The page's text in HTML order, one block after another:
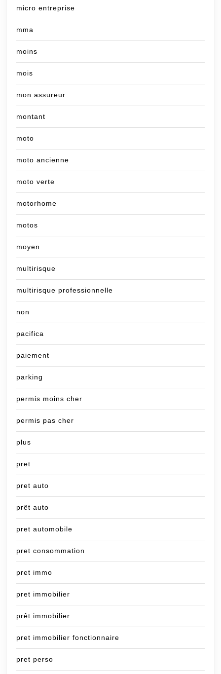
micro entreprise
mma
moins
mois
mon assureur
montant
moto
moto ancienne
moto verte
motorhome
motos
moyen
multirisque
multirisque professionnelle
non
pacifica
paiement
parking
permis moins cher
permis pas cher
plus
pret
pret auto
prêt auto
pret automobile
pret consommation
pret immo
pret immobilier
prêt immobilier
pret immobilier fonctionnaire
pret perso